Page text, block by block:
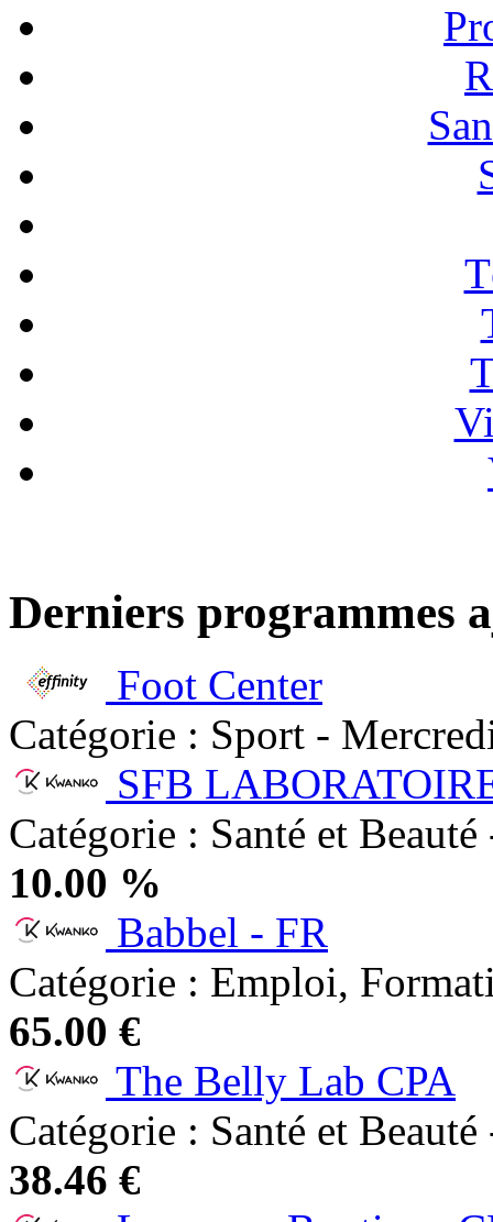
Derniers programmes
Foot Center
Catégorie : Sport -
SFB
Catégorie : Santé et
10.00 %
Babbel - FR
Catégorie : Emploi,
65.00 €
The Belly Lab CPA
Catégorie : Santé et
38.46 €